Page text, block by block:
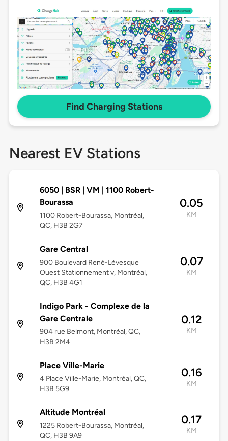
Find Charging Stations
Nearest EV Stations
6050 | BSR | VM | 1100 Robert-
Bourassa
1100 Robert-Bourassa, Montréal,
QC, H3B 2G7
0.05
KM
Gare Central
900 Boulevard René-Lévesque
Ouest Stationnement v, Montréal,
QC, H3B 4G1
0.07
KM
Indigo Park - Complexe de la
Gare Centrale
904 rue Belmont, Montréal, QC,
H3B 2M4
0.12
KM
Place Ville-Marie
4 Place Ville-Marie, Montréal, QC,
H3B 5G9
0.16
KM
Altitude Montréal
1225 Robert-Bourassa, Montréal,
QC, H3B 9A9
0.17
KM